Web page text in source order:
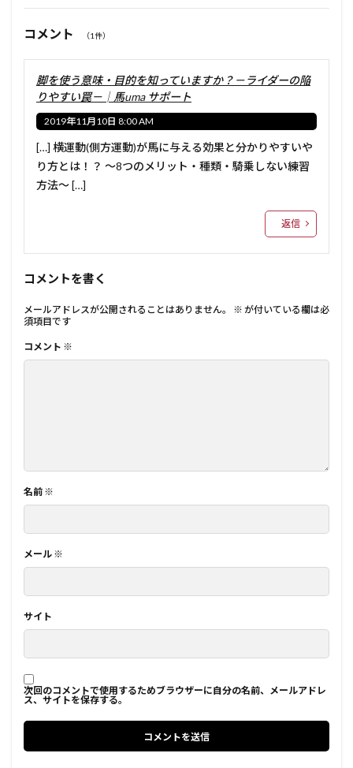
コメント （1件）
脚を使う意味・目的を知っていますか？－ライダーの陥
りやすい罠－│馬uma サポート
2019年11月10日 8:00 AM
[…] 横運動(側方運動)が馬に与える効果と分かりやすいや
り方とは！？ ～8つのメリット・種類・騎乗しない練習
方法～ […]
返信
コメントを書く
メールアドレスが公開されることはありません。 ※ が付いている欄は必
須項目です
コメント ※
名前 ※
メール ※
サイト
次回のコメントで使用するためブラウザーに自分の名前、メールアドレ
ス、サイトを保存する。